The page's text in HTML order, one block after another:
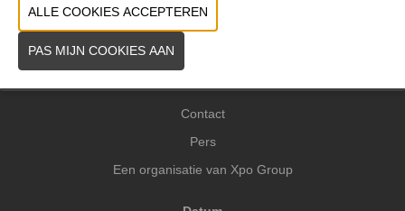
Praktische info
Contact
Pers
Een organisatie van Xpo Group